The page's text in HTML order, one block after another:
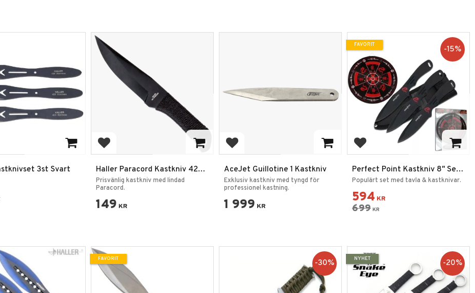
i favoriter
3st Svart
Lägg till i favoriter
Haller Paracord Kastkniv 420
Stainless Steel Svart
Prisvänlig kastkniv med lindad
Paracord.
149 KR
Lägg till i favoriter
AceJet Guillotine 1 Kastkniv
Exklusiv kastkniv med tyngd för
professionel kastning.
1 999 KR
Lägg till i favoriter
Perfect Point Kastkniv 8" Set
3-Pack + Target
Populärt set med tavla & kastknivar.
594 KR
699 KR
15%
FAVORIT
FAVORIT 30% 20%
NYHET